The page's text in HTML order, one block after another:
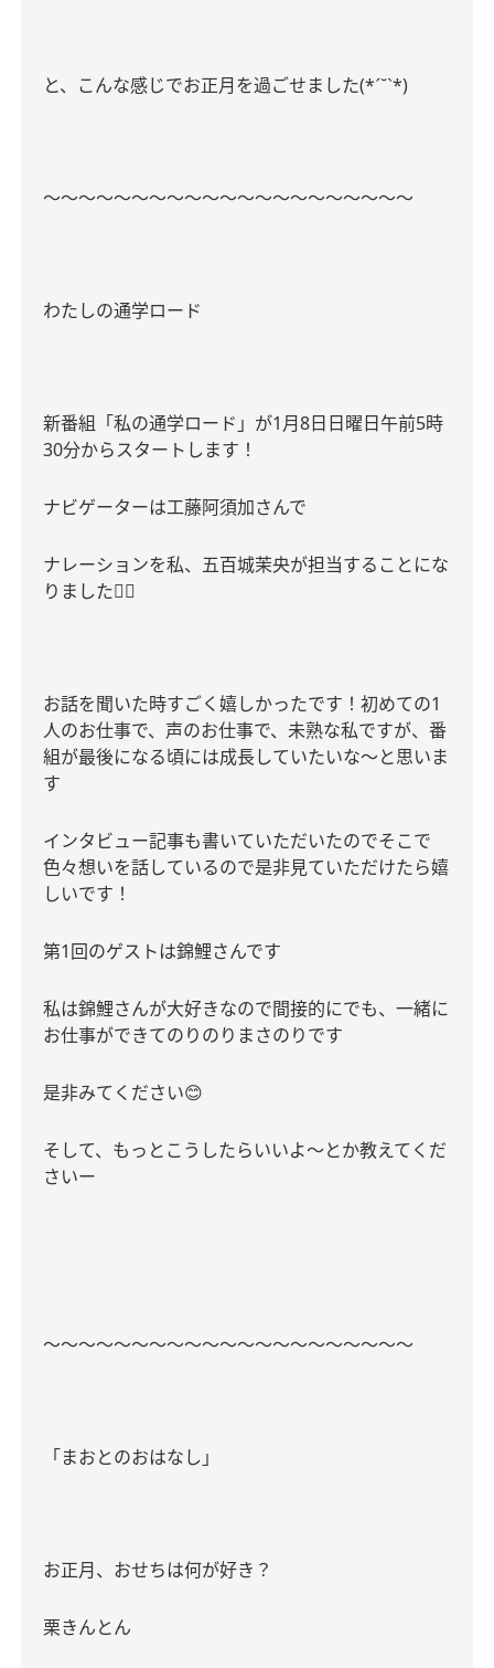
と、こんな感じでお正月を過ごせました(*ˊ˘ˋ*)
〜〜〜〜〜〜〜〜〜〜〜〜〜〜〜〜〜〜〜〜〜
わたしの通学ロード
新番組「私の通学ロード」が1月8日日曜日午前5時
30分からスタートします！
ナビゲーターは工藤阿須加さんで
ナレーションを私、五百城茉央が担当することにな
りました🙇‍♂️
お話を聞いた時すごく嬉しかったです！初めての1
人のお仕事で、声のお仕事で、未熟な私ですが、番
組が最後になる頃には成長していたいな〜と思いま
す
インタビュー記事も書いていただいたのでそこで
色々想いを話しているので是非見ていただけたら嬉
しいです！
第1回のゲストは錦鯉さんです
私は錦鯉さんが大好きなので間接的にでも、一緒に
お仕事ができてのりのりまさのりです
是非みてください😊
そして、もっとこうしたらいいよ〜とか教えてくだ
さいー
〜〜〜〜〜〜〜〜〜〜〜〜〜〜〜〜〜〜〜〜〜
「まおとのおはなし｣
お正月、おせちは何が好き？
栗きんとん